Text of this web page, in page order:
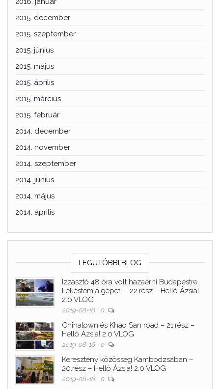
2015. december
2015. szeptember
2015. június
2015. május
2015. április
2015. március
2015. február
2014. december
2014. november
2014. szeptember
2014. június
2014. május
2014. április
LEGUTÓBBI BLOG
Izzasztó 48 óra volt hazaérni Budapestre.
Lekéstem a gépet. – 22.rész – Helló Ázsia!
2.0 VLOG
2019-08-16 0
Chinatown és Khao San road – 21.rész –
Helló Ázsia! 2.0 VLOG
2019-08-16 0
Keresztény közösség Kambodzsában –
20.rész – Helló Ázsia! 2.0 VLOG
2019-08-16 0